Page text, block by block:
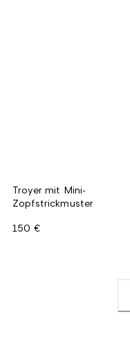
Troyer mit Mini-
Zopfstrickmuster
150 €